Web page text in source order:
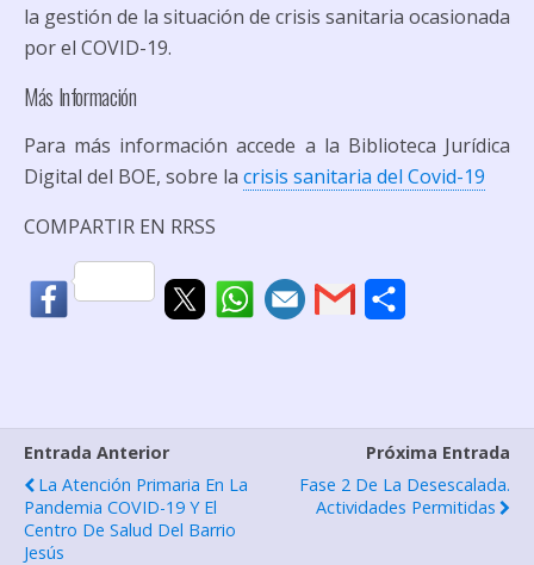
la gestión de la situación de crisis sanitaria ocasionada
por el COVID-19.
Más Información
Para más información accede a la Biblioteca Jurídica
Digital del BOE, sobre la crisis sanitaria del Covid-19
COMPARTIR EN RRSS
a
r
Entrada Anterior
La Atención Primaria En La
Pandemia COVID-19 Y El
Centro De Salud Del Barrio
Jesús
Próxima Entrada
Fase 2 De La Desescalada.
Actividades Permitidas